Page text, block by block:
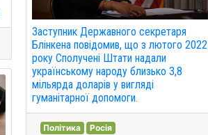
Заступник Державного секретаря
Блінкена повідомив, що з лютого 2022
року Сполучені Штати надали
українському народу близько 3,8
мільярда доларів у вигляді
гуманітарної допомоги.
Політика
Росія